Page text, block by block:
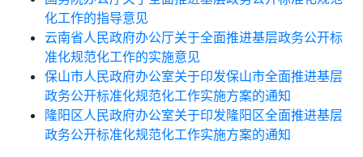
化工作的指导意见
云南省人民政府办公厅关于全面推进基层政务公开标
准化规范化工作的实施意见
保山市人民政府办公室关于印发保山市全面推进基层
政务公开标准化规范化工作实施方案的通知
隆阳区人民政府办公室关于印发隆阳区全面推进基层
政务公开标准化规范化工作实施方案的通知